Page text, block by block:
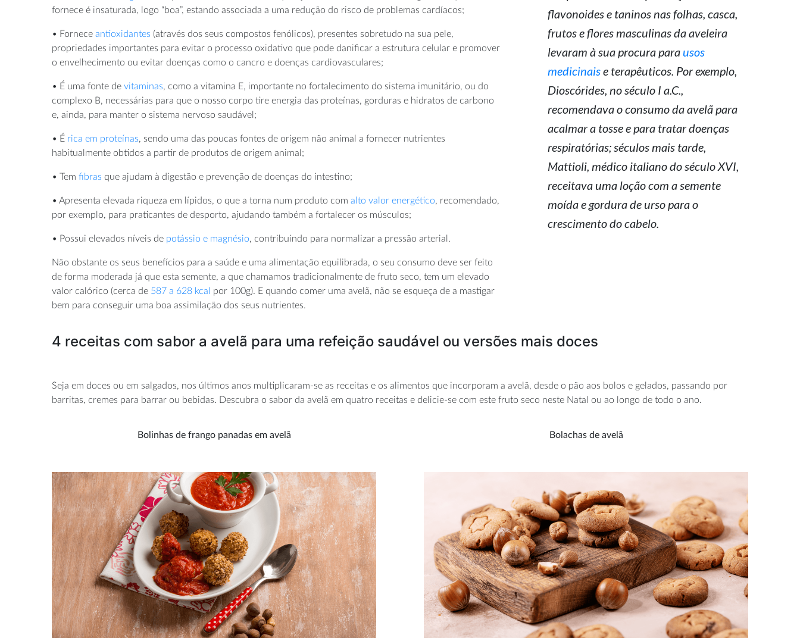
fornece é insaturada, logo “boa”, estando associada a uma redução do risco de problemas cardíacos;
• Fornece antioxidantes (através dos seus compostos fenólicos), presentes sobretudo na sua pele,
propriedades importantes para evitar o processo oxidativo que pode danificar a estrutura celular e promover
o envelhecimento ou evitar doenças como o cancro e doenças cardiovasculares;
• É uma fonte de vitaminas, como a vitamina E, importante no fortalecimento do sistema imunitário, ou do
complexo B, necessárias para que o nosso corpo tire energia das proteínas, gorduras e hidratos de carbono
e, ainda, para manter o sistema nervoso saudável;
• É rica em proteínas, sendo uma das poucas fontes de origem não animal a fornecer nutrientes
habitualmente obtidos a partir de produtos de origem animal;
• Tem fibras que ajudam à digestão e prevenção de doenças do intestino;
• Apresenta elevada riqueza em lípidos, o que a torna num produto com alto valor energético, recomendado,
por exemplo, para praticantes de desporto, ajudando também a fortalecer os músculos;
• Possui elevados níveis de potássio e magnésio, contribuindo para normalizar a pressão arterial.
Não obstante os seus benefícios para a saúde e uma alimentação equilibrada, o seu consumo deve ser feito
de forma moderada já que esta semente, a que chamamos tradicionalmente de fruto seco, tem um elevado
valor calórico (cerca de 587 a 628 kcal
por 100g). E quando comer uma avelã, não se esqueça de a mastigar
bem para conseguir uma boa assimilação dos seus nutrientes.
flavonoides e taninos nas folhas, casca,
frutos e flores masculinas da aveleira
levaram à sua procura para usos
medicinaise terapêuticos. Por exemplo,
Dioscórides, no século I a.C.,
recomendava o consumo da avelã para
acalmar a tosse e para tratar doenças
respiratórias; séculos mais tarde,
Mattioli, médico italiano do século XVI,
receitava uma loção com a semente
moída e gordura de urso para o
crescimento do cabelo.
4 receitas com sabor a avelã para uma refeição saudável ou versões mais doces
Seja em doces ou em salgados, nos últimos anos multiplicaram-se as receitas e os alimentos que incorporam a avelã, desde o pão aos bolos e gelados, passando por
barritas, cremes para barrar ou bebidas. Descubra o sabor da avelã em quatro receitas e delicie-se com este fruto seco neste Natal ou ao longo de todo o ano.
Bolinhas de frango panadas em avelã Bolachas de avelã